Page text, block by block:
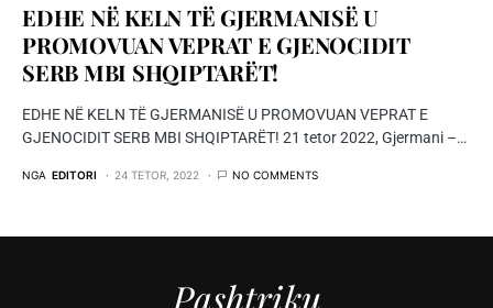
EDHE NË KELN TË GJERMANISË U
PROMOVUAN VEPRAT E GJENOCIDIT
SERB MBI SHQIPTARËT!
EDHE NË KELN TË GJERMANISË U PROMOVUAN VEPRAT E
GJENOCIDIT SERB MBI SHQIPTARËT! 21 tetor 2022, Gjermani –…
NGA EDITORI 24 TETOR, 2022 NO COMMENTS
Pashtriku